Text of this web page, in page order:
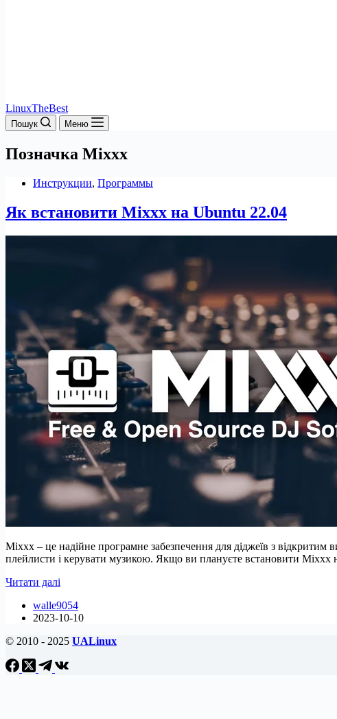
LinuxTheBest
Пошук Меню
Позначка Mixxx
Инструкции, Программы
Як встановити Mixxx на Ubuntu 22.04
Mixxx – це надійне програмне забезпечення для діджеїв з
плейлисти і керувати музикою. Якщо ви плануєте встановити
Читати далі
Mixxx
на
22.04
walle9054
2023-10-10
© 2010 - 2025 UALinux